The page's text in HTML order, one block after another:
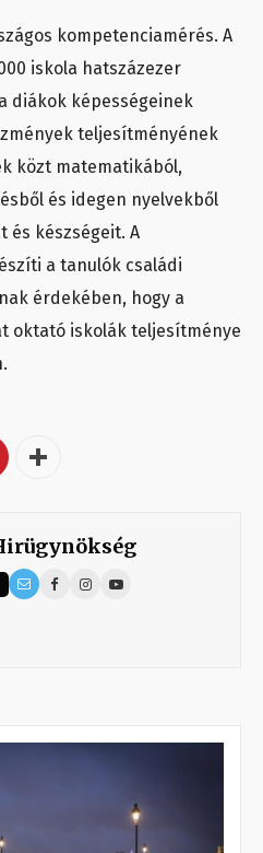
kompetenciamérés. A
iskola hatszázezer
diákok képességeinek
teljesítményének
közt matematikából,
és idegen nyelvekből
és készségeit. A
a tanulók családi
érdekében, hogy a
oktató iskolák teljesítménye